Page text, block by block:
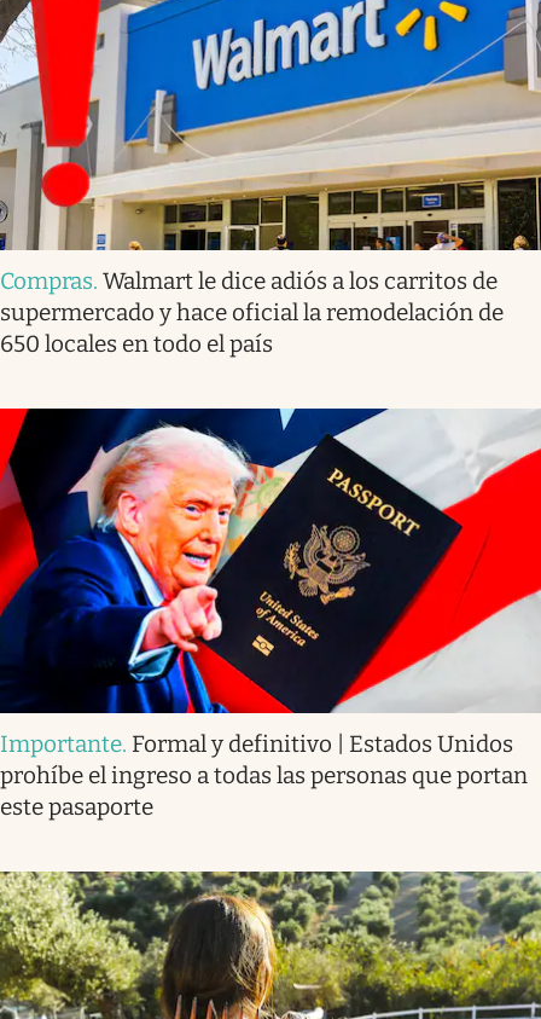
Compras. Walmart le dice adiós a los carritos de
supermercado y hace oficial la remodelación de
650 locales en todo el país
Importante. Formal y definitivo | Estados Unidos
prohíbe el ingreso a todas las personas que portan
este pasaporte